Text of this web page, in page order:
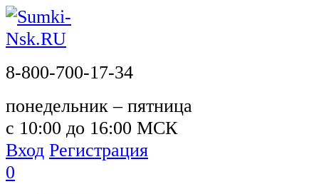
8-800-700-17-34
понедельник – пятница
с 10:00 до 16:00 МСК
Вход Регистрация
0